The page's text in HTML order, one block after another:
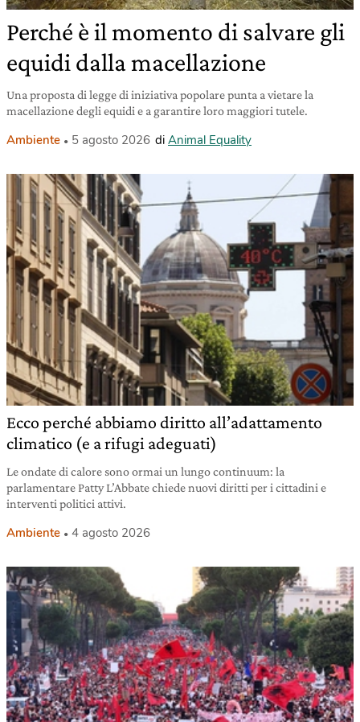
Perché è il momento di salvare gli
equidi dalla macellazione
Una proposta di legge di iniziativa popolare punta a vietare la
macellazione degli equidi e a garantire loro maggiori tutele.
Ambiente 5 agosto 2026 di Animal Equality
Ecco perché abbiamo diritto all’adattamento
climatico (e a rifugi adeguati)
Le ondate di calore sono ormai un lungo continuum: la
parlamentare Patty L’Abbate chiede nuovi diritti per i cittadini e
interventi politici attivi.
Ambiente 4 agosto 2026